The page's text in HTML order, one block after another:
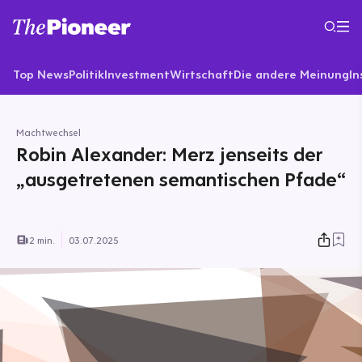
Top NewsPolitikInvestmentWirtschaftDie andere Meinung
Machtwechsel
Robin Alexander: Merz jenseits der
„ausgetretenen semantischen Pfade“
2 min. 03.07.2025